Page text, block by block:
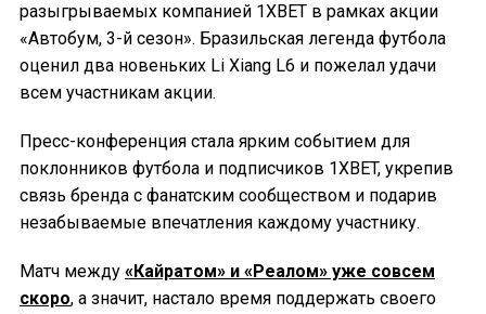
разыгрываемых компанией 1XBET в рамках акции
«Автобум, 3-й сезон». Бразильская легенда футбола
оценил два новеньких Li Xiang L6 и пожелал удачи
всем участникам акции.
Пресс-конференция стала ярким событием для
поклонников футбола и подписчиков 1XBET, укрепив
связь бренда с фанатским сообществом и подарив
незабываемые впечатления каждому участнику.
Матч между «Кайратом» и «Реалом» уже совсем
скоро, а значит, настало время поддержать своего